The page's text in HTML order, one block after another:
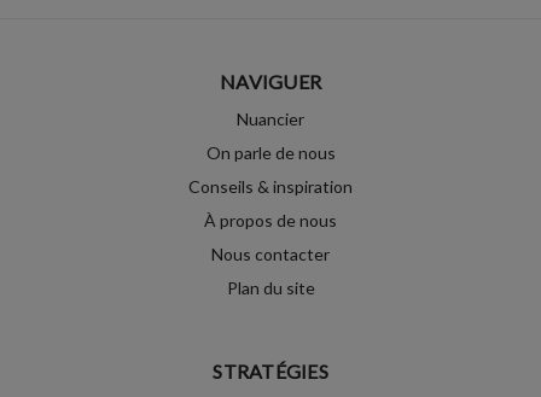
NAVIGUER
Nuancier
On parle de nous
Conseils & inspiration
À propos de nous
Nous contacter
Plan du site
STRATÉGIES